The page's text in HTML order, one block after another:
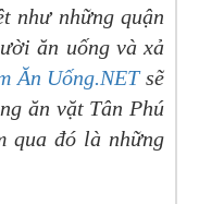
như những quận
ăn uống và xả
Ăn Uống.NETsẽ
ăn vặt Tân Phú
qua đó là những